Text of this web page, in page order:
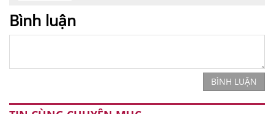
Bình luận
BÌNH LUẬN